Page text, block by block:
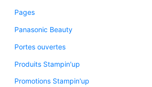
Pages
Panasonic Beauty
Portes ouvertes
Produits Stampin'up
Promotions Stampin'up